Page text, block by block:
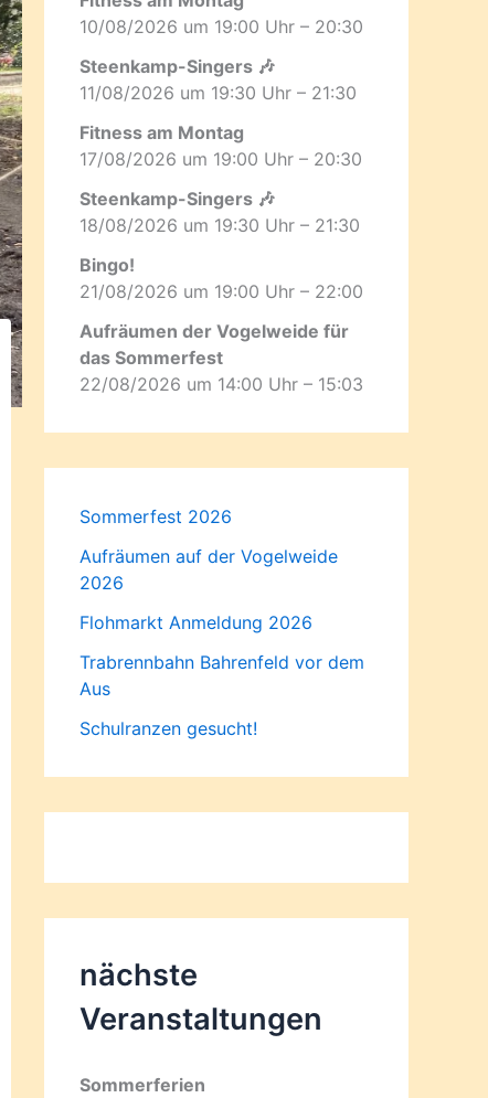
10/08/2026 um 19:00 Uhr – 20:30
Steenkamp-Singers 🎶
11/08/2026 um 19:30 Uhr – 21:30
Fitness am Montag
17/08/2026 um 19:00 Uhr – 20:30
Steenkamp-Singers 🎶
18/08/2026 um 19:30 Uhr – 21:30
Bingo!
21/08/2026 um 19:00 Uhr – 22:00
Aufräumen der Vogelweide für
das Sommerfest
22/08/2026 um 14:00 Uhr – 15:03
Sommerfest 2026
Aufräumen auf der Vogelweide
2026
Flohmarkt Anmeldung 2026
Trabrennbahn Bahrenfeld vor dem
Aus
Schulranzen gesucht!
nächste
Veranstaltungen
Sommerferien